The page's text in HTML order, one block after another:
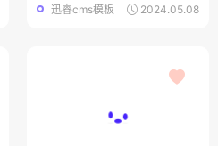
2024.05.08
迅睿cms模板